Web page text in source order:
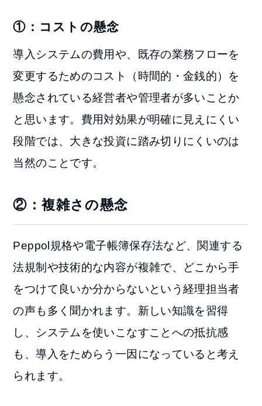
①：コストの懸念
導入システムの費用や、既存の業務フローを
変更するためのコスト（時間的・金銭的）を
懸念されている経営者や管理者が多いことか
と思います。費用対効果が明確に見えにくい
段階では、大きな投資に踏み切りにくいのは
当然のことです。
②：複雑さの懸念
Peppol規格や電子帳簿保存法など、関連する
法規制や技術的な内容が複雑で、どこから手
をつけて良いか分からないという経理担当者
の声も多く聞かれます。新しい知識を習得
し、システムを使いこなすことへの抵抗感
も、導入をためらう一因になっていると考え
られます。